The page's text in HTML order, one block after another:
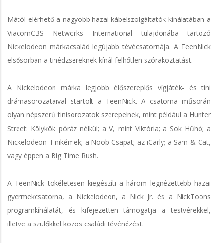
Mától elérhető a nagyobb hazai kábelszolgáltatók kínálatában a
ViacomCBS Networks International tulajdonába tartozó
Nickelodeon márkacsalád legújabb tévécsatornája. A TeenNick
elsősorban a tinédzsereknek kínál felhőtlen szórakoztatást.
A Nickelodeon márka legjobb élőszereplős vígjáték- és tini
drámasorozataival startolt a TeenNick. A csatorna műsorán
olyan népszerű tinisorozatok szerepelnek, mint például a Hunter
Street: Kölykök póráz nélkül; a V, mint Viktória; a Sok Hűhó; a
Nickelodeon Tinikémek; a Noob Csapat; az iCarly; a Sam & Cat,
vagy éppen a Big Time Rush.
A TeenNick tökéletesen kiegészíti a három legnézettebb hazai
gyermekcsatorna, a Nickelodeon, a Nick Jr. és a NickToons
programkínálatát, és kifejezetten támogatja a testvérekkel,
illetve a szülőkkel közös családi tévénézést.